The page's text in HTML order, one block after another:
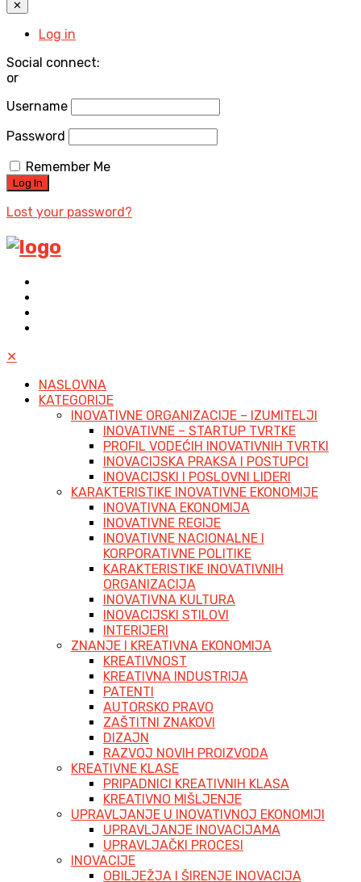
✕
Log in
Social connect:
or
Username
Password
Remember Me
Lost your password?
✕
NASLOVNA
KATEGORIJE
INOVATIVNE ORGANIZACIJE – IZUMITELJI
INOVATIVNE – STARTUP TVRTKE
PROFIL VODEĆIH INOVATIVNIH TVRTKI
INOVACIJSKA PRAKSA I POSTUPCI
INOVACIJSKI I POSLOVNI LIDERI
KARAKTERISTIKE INOVATIVNE EKONOMIJE
INOVATIVNA EKONOMIJA
INOVATIVNE REGIJE
INOVATIVNE NACIONALNE I
KORPORATIVNE POLITIKE
KARAKTERISTIKE INOVATIVNIH
ORGANIZACIJA
INOVATIVNA KULTURA
INOVACIJSKI STILOVI
INTERIJERI
ZNANJE I KREATIVNA EKONOMIJA
KREATIVNOST
KREATIVNA INDUSTRIJA
PATENTI
AUTORSKO PRAVO
ZAŠTITNI ZNAKOVI
DIZAJN
RAZVOJ NOVIH PROIZVODA
KREATIVNE KLASE
PRIPADNICI KREATIVNIH KLASA
KREATIVNO MIŠLJENJE
UPRAVLJANJE U INOVATIVNOJ EKONOMIJI
UPRAVLJANJE INOVACIJAMA
UPRAVLJAČKI PROCESI
INOVACIJE
OBILJEŽJA I ŠIRENJE INOVACIJA